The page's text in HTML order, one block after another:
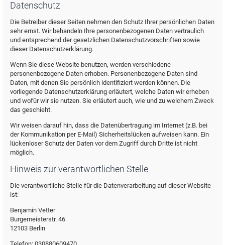
Datenschutz
Die Betreiber dieser Seiten nehmen den Schutz Ihrer persönlichen Daten
sehr ernst. Wir behandeln Ihre personenbezogenen Daten vertraulich
und entsprechend der gesetzlichen Datenschutzvorschriften sowie
dieser Datenschutzerklärung.
Wenn Sie diese Website benutzen, werden verschiedene
personenbezogene Daten erhoben. Personenbezogene Daten sind
Daten, mit denen Sie persönlich identifiziert werden können. Die
vorliegende Datenschutzerklärung erläutert, welche Daten wir erheben
und wofür wir sie nutzen. Sie erläutert auch, wie und zu welchem Zweck
das geschieht.
Wir weisen darauf hin, dass die Datenübertragung im Internet (z.B. bei
der Kommunikation per E-Mail) Sicherheitslücken aufweisen kann. Ein
lückenloser Schutz der Daten vor dem Zugriff durch Dritte ist nicht
möglich.
Hinweis zur verantwortlichen Stelle
Die verantwortliche Stelle für die Datenverarbeitung auf dieser Website
ist:
Benjamin Vetter
Burgemeisterstr. 46
12103 Berlin